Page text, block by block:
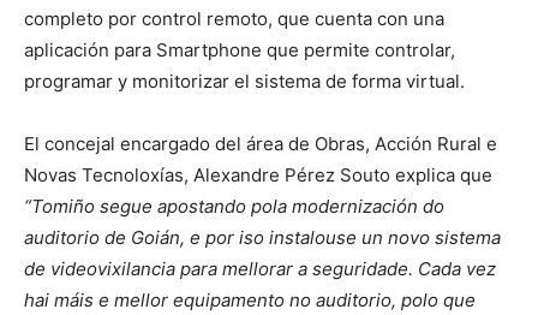
completo por control remoto, que cuenta con una
aplicación para Smartphone que permite controlar,
programar y monitorizar el sistema de forma virtual.
El concejal encargado del área de Obras, Acción Rural e
Novas Tecnoloxías, Alexandre Pérez Souto explica que
“Tomiño segue apostando pola modernización do
auditorio de Goián, e por iso instalouse un novo sistema
de videovixilancia para mellorar a seguridade. Cada vez
hai máis e mellor equipamento no auditorio, polo que